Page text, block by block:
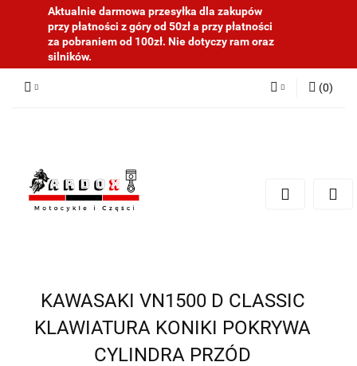
Aktualnie darmowa przesyłka dla zakupów
przy płatności z góry od 50zł a przy płatności
za pobraniem od 100zł. Nie dotyczy ram oraz
silników.
(0)
KAWASAKI VN1500 D CLASSIC
KLAWIATURA KONIKI POKRYWA
CYLINDRA PRZÓD